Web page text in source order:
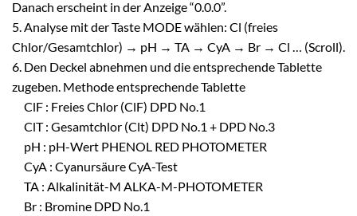
Danach erscheint in der Anzeige “0.0.0”.
5. Analyse mit der Taste MODE wählen: Cl (freies
Chlor/Gesamtchlor) → pH → TA → CyA → Br → Cl … (Scroll).
6. Den Deckel abnehmen und die entsprechende Tablette
zugeben. Methode entsprechende Tablette
ClF : Freies Chlor (ClF) DPD No.1
ClT : Gesamtchlor (Clt) DPD No.1 + DPD No.3
pH : pH-Wert PHENOL RED PHOTOMETER
CyA : Cyanursäure CyA-Test
TA : Alkalinität-M ALKA-M-PHOTOMETER
Br : Bromine DPD No.1